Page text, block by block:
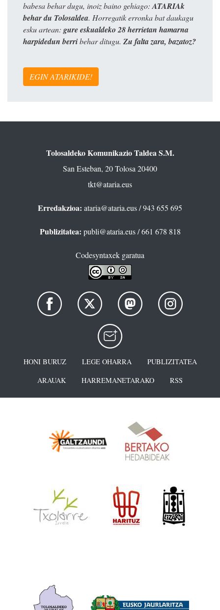
babesa behar dugu, inoiz baino gehiago: ATARIAk
behar du Tolosaldea. Horregatik erronka bat daukagu
esku artean: gure eskualdeko 28 herrietan hamarna
harpidedun berribehar ditugu. Zu falta zara, bazatoz?
EGIN ATARIKIDE!
Tolosaldeko Komunikazio Taldea S.M.
San Esteban, 20 Tolosa 20400
tkt@ataria.eus
Erredakzioa: ataria@ataria.eus/ 943 655 695
Publizitatea: publi@ataria.eus/ 661 678 818
Codesyntaxek garatua
HONI BURUZ LEGE OHARRA
PUBLIZITATEA
ARAUAK
HARREMANETARAKO RSS